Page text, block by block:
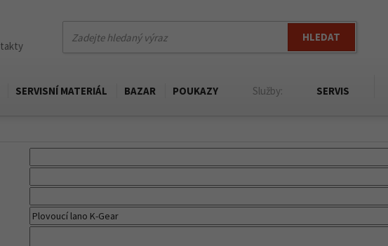
HLEDAT
SERVISNÍ MATERIÁL BAZAR POUKAZY Služby: SERVIS